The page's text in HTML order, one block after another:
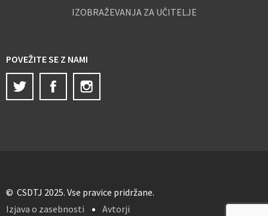
IZOBRAŽEVANJA ZA UČITELJE
POVEŽITE SE Z NAMI
Twitter
Facebook
© CSDTJ 2025. Vse pravice pridržane.
Izjava o zasebnosti
Avtorji